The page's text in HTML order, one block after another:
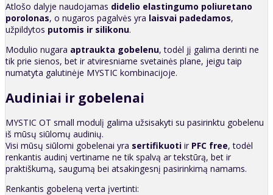
Atlošo dalyje naudojamas didelio elastingumo poliuretano
porolonas, o nugaros pagalvės yra laisvai padedamos,
užpildytos putomis ir silikonu.
Modulio nugara aptraukta gobelenu, todėl jį galima derinti ne
tik prie sienos, bet ir atviresniame svetainės plane, jeigu taip
numatyta galutinėje MYSTIC kombinacijoje.
Audiniai ir gobelenai
MYSTIC OT small modulį galima užsisakyti su pasirinktu gobelenu
iš mūsų siūlomų audinių.
Visi mūsų siūlomi gobelenai yra sertifikuoti ir PFC free, todėl
renkantis audinį vertiname ne tik spalvą ar tekstūrą, bet ir
praktiškumą, saugumą bei atsakingesnį pasirinkimą namams.
Renkantis gobeleną verta įvertinti: